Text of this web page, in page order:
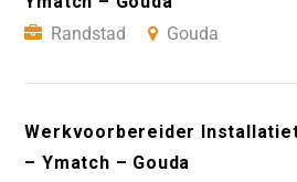
Randstad
Gouda
Werkvoorbereider
– Ymatch – Gouda